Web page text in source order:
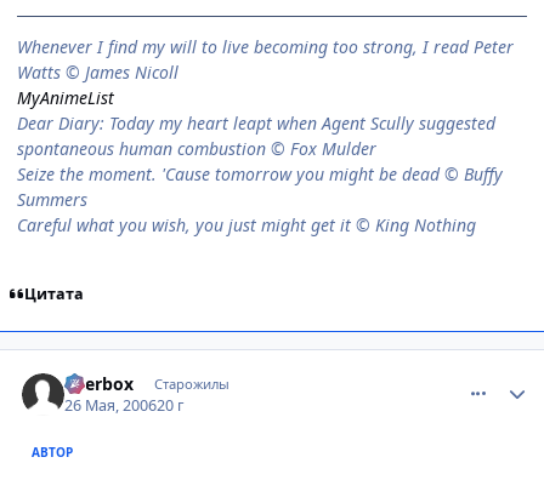
When­ever I find my will to live be­com­ing too strong, I read Peter
Watts © James Nicoll
MyAnimeList
Dear Diary: Today my heart leapt when Agent Scully suggested
spontaneous human combustion © Fox Mulder
Seize the moment. 'Cause tomorrow you might be dead © Buffy
Summers
Careful what you wish, you just might get it © King Nothing
Цитата
Beerbox Старожилы
26 Мая, 200620 г
АВТОР